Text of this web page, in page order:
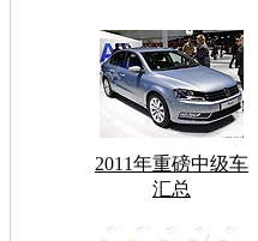
2011年重磅中级车
汇总